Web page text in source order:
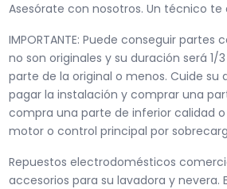
Asesórate con nosotros. Un técnico te
IMPORTANTE: Puede conseguir
no son originales y su duración será 1/
parte de la original o menos. Cuide su
pagar la instalación y comprar una
compra una parte de inferior calidad
motor o control principal por
Repuestos electrodomésticos
accesorios para su lavadora y nevera.